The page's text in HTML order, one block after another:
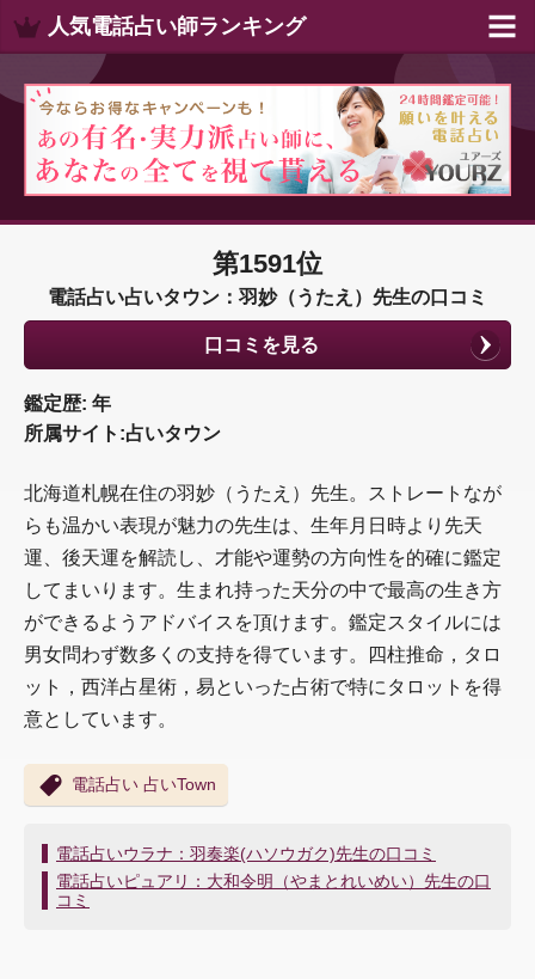
人気電話占い師ランキング
第1591位
電話占い占いタウン：羽妙（うたえ）先生の口コミ
口コミを見る
鑑定歴: 年
所属サイト:占いタウン
北海道札幌在住の羽妙（うたえ）先生。ストレートなが
らも温かい表現が魅力の先生は、生年月日時より先天
運、後天運を解読し、才能や運勢の方向性を的確に鑑定
してまいります。生まれ持った天分の中で最高の生き方
ができるようアドバイスを頂けます。鑑定スタイルには
男女問わず数多くの支持を得ています。四柱推命，タロ
ット，西洋占星術，易といった占術で特にタロットを得
意としています。
電話占い 占いTown
投
稿
ナ
電話占いウラナ：羽奏楽(ハソウガク)先生の口コミ
電話占いピュアリ：大和令明（やまとれいめい）先生の口
コミ